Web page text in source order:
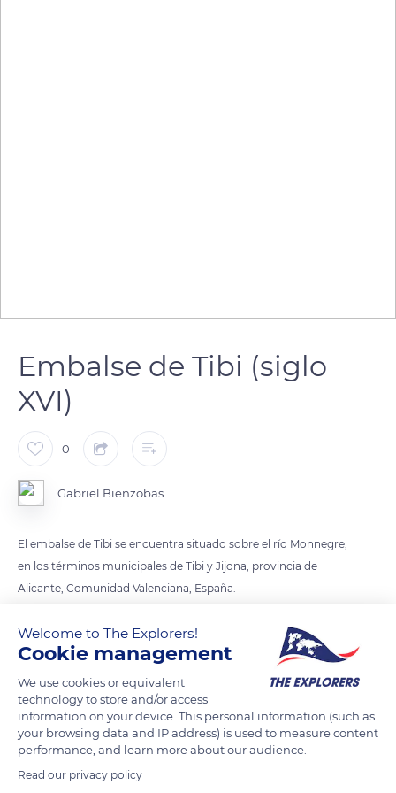
Embalse de Tibi (siglo
XVI)
0
Gabriel Bienzobas
El embalse de Tibi se encuentra situado sobre el río Monnegre,
en los términos municipales de Tibi y Jijona, provincia de
Alicante, Comunidad Valenciana, España.
En su época (s. XVI) fue la presa más importante de Europa y
de todo el mundo conocido por su altura de más de cuarenta
metros, que no se superó hasta la construcción de las
grandes presas del periodo ilustrado. Sus obras comenzaron
en 1580 dirigidas por Juan Bautista Antonelli y su sobrino
Cristóbal de Roda Antonelli por mandato del rey Felipe II en el
Welcome to The Explorers!
Cookie management
We use cookies or equivalent
technology to store and/or access
information on your device. This personal information (such as
your browsing data and IP address) is used to measure content
performance, and learn more about our audience.
Read our privacy policy